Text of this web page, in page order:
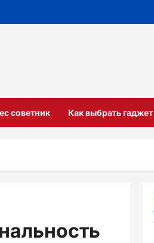
советник Как выбрать гаджет